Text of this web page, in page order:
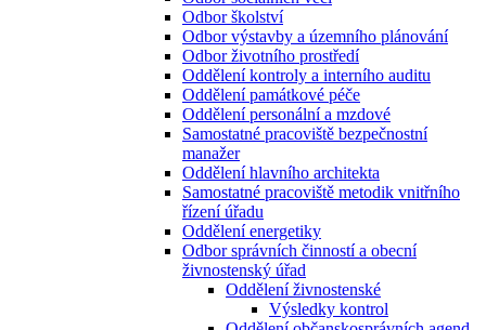
Odbor školství
Odbor výstavby a územního plánování
Odbor životního prostředí
Oddělení kontroly a interního auditu
Oddělení památkové péče
Oddělení personální a mzdové
Samostatné pracoviště bezpečnostní
manažer
Oddělení hlavního architekta
Samostatné pracoviště metodik vnitřního
řízení úřadu
Oddělení energetiky
Odbor správních činností a obecní
živnostenský úřad
Oddělení živnostenské
Výsledky kontrol